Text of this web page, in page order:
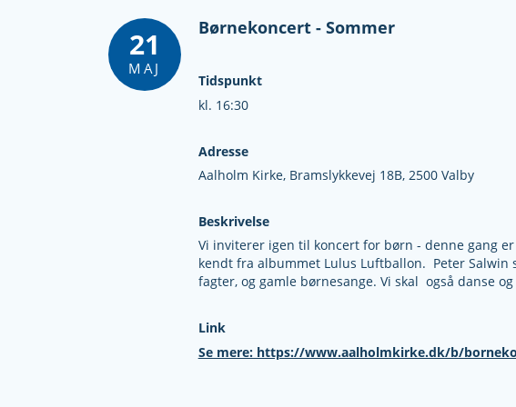
21
MAJ
Børnekoncert - Sommer
Tidspunkt
kl. 16:30
Adresse
Aalholm Kirke, Bramslykkevej 18B, 2500 Valby
Beskrivelse
Vi inviterer igen til koncert for børn - denne gang
kendt fra albummet Lulus Luftballon. Peter
fagter, og gamle børnesange. Vi skal også danse
Link
Se mere: https://www.aalholmkirke.dk/b/